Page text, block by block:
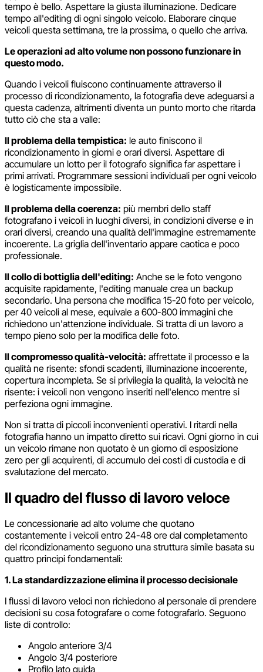
tempo è bello. Aspettare la giusta illuminazione. Dedicare
tempo all'editing di ogni singolo veicolo. Elaborare cinque
veicoli questa settimana, tre la prossima, o quello che arriva.
Le operazioni ad alto volume non possono funzionare in
questo modo.
Quando i veicoli fluiscono continuamente attraverso il
processo di ricondizionamento, la fotografia deve adeguarsi a
questa cadenza, altrimenti diventa un punto morto che ritarda
tutto ciò che sta a valle:
Il problema della tempistica: le auto finiscono il
ricondizionamento in giorni e orari diversi. Aspettare di
accumulare un lotto per il fotografo significa far aspettare i
primi arrivati. Programmare sessioni individuali per ogni veicolo
è logisticamente impossibile.
Il problema della coerenza: più membri dello staff
fotografano i veicoli in luoghi diversi, in condizioni diverse e in
orari diversi, creando una qualità dell'immagine estremamente
incoerente. La griglia dell'inventario appare caotica e poco
professionale.
Il collo di bottiglia dell'editing: Anche se le foto vengono
acquisite rapidamente, l'editing manuale crea un backup
secondario. Una persona che modifica 15-20 foto per veicolo,
per 40 veicoli al mese, equivale a 600-800 immagini che
richiedono un'attenzione individuale. Si tratta di un lavoro a
tempo pieno solo per la modifica delle foto.
Il compromesso qualità-velocità: affrettate il processo e la
qualità ne risente: sfondi scadenti, illuminazione incoerente,
copertura incompleta. Se si privilegia la qualità, la velocità ne
risente: i veicoli non vengono inseriti nell'elenco mentre si
perfeziona ogni immagine.
Non si tratta di piccoli inconvenienti operativi. I ritardi nella
fotografia hanno un impatto diretto sui ricavi. Ogni giorno in cui
un veicolo rimane non quotato è un giorno di esposizione
zero per gli acquirenti, di accumulo dei costi di custodia e di
svalutazione del mercato.
Il quadro del flusso di lavoro veloce
Le concessionarie ad alto volume che quotano
costantemente i veicoli entro 24-48 ore dal completamento
del ricondizionamento seguono una struttura simile basata su
quattro principi fondamentali:
1. La standardizzazione elimina il processo decisionale
I flussi di lavoro veloci non richiedono al personale di prendere
decisioni su cosa fotografare o come fotografarlo. Seguono
liste di controllo:
Angolo anteriore 3/4
Angolo 3/4 posteriore
Profilo lato guida